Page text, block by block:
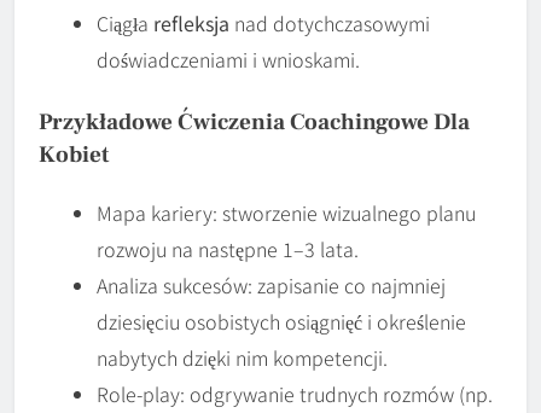
Ciągła refleksja nad dotychczasowymi
doświadczeniami i wnioskami.
Przykładowe Ćwiczenia Coachingowe Dla
Kobiet
Mapa kariery: stworzenie wizualnego planu
rozwoju na następne 1–3 lata.
Analiza sukcesów: zapisanie co najmniej
dziesięciu osobistych osiągnięć i określenie
nabytych dzięki nim kompetencji.
Role-play: odgrywanie trudnych rozmów (np.